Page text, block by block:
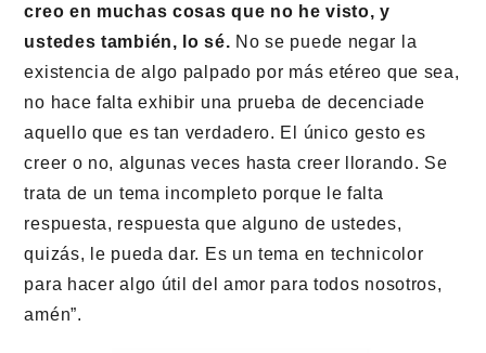
creo en muchas cosas que no he visto, y
ustedes también, lo sé. No se puede negar la
existencia de algo palpado por más etéreo que sea,
no hace falta exhibir una prueba de decenciade
aquello que es tan verdadero. El único gesto es
creer o no, algunas veces hasta creer llorando. Se
trata de un tema incompleto porque le falta
respuesta, respuesta que alguno de ustedes,
quizás, le pueda dar. Es un tema en technicolor
para hacer algo útil del amor para todos nosotros,
amén”.